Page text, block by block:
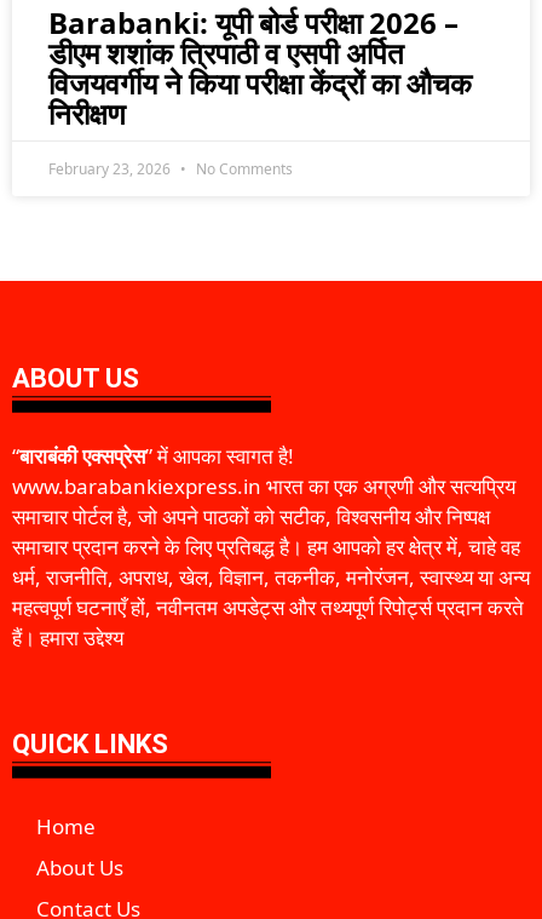
Barabanki: यूपी बोर्ड परीक्षा 2026 –
डीएम शशांक त्रिपाठी व एसपी अर्पित
विजयवर्गीय ने किया परीक्षा केंद्रों का औचक
निरीक्षण
February 23, 2026 No Comments
ABOUT US
“बाराबंकी एक्सप्रेस” में आपका स्वागत है!
www.barabankiexpress.in भारत का एक अग्रणी और सत्यप्रिय
समाचार पोर्टल है, जो अपने पाठकों को सटीक, विश्वसनीय और निष्पक्ष
समाचार प्रदान करने के लिए प्रतिबद्ध है। हम आपको हर क्षेत्र में, चाहे वह
धर्म, राजनीति, अपराध, खेल, विज्ञान, तकनीक, मनोरंजन, स्वास्थ्य या अन्य
महत्वपूर्ण घटनाएँ हों, नवीनतम अपडेट्स और तथ्यपूर्ण रिपोर्ट्स प्रदान करते
हैं। हमारा उद्देश्य
QUICK LINKS
Home
About Us
Contact Us